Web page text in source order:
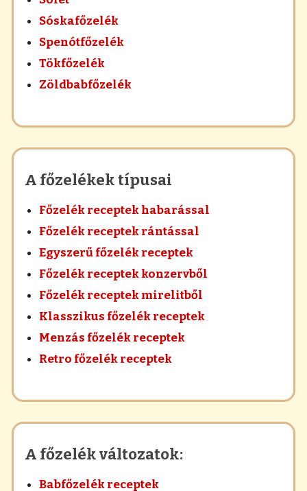
Sóskafőzelék
Spenótfőzelék
Tökfőzelék
Zöldbabfőzelék
A főzelékek típusai
Főzelék receptek habarással
Főzelék receptek rántással
Egyszerű főzelék receptek
Főzelék receptek konzervből
Főzelék receptek mirelitből
Klasszikus főzelék receptek
Menzás főzelék receptek
Retro főzelék receptek
A főzelék változatok:
Babfőzelék receptek